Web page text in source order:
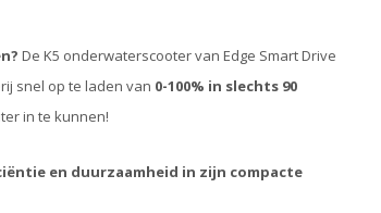
De K5 onderwaterscooter van Edge Smart Drive
snel op te laden van 0-100% in slechts 90
in te kunnen!
en duurzaamheid in zijn compacte